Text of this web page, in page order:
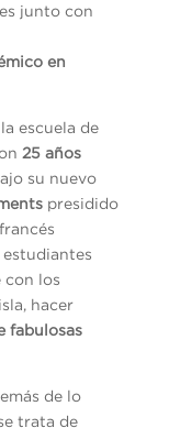
junto con
en
escuela de
25 años
su nuevo
presidido
estudiantes
con los
hacer
fabulosas
de lo
trata de